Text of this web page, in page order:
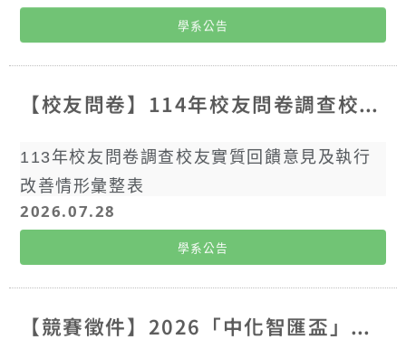
學系公告
【校友問卷】114年校友問卷調查校友實質回饋意見及執行改善情形彙整表
113年校友問卷調查校友實質回饋意見及執行
改善情形彙整表
2026.07.28
學系公告
【競賽徵件】2026「中化智匯盃」數位創新競賽徵件